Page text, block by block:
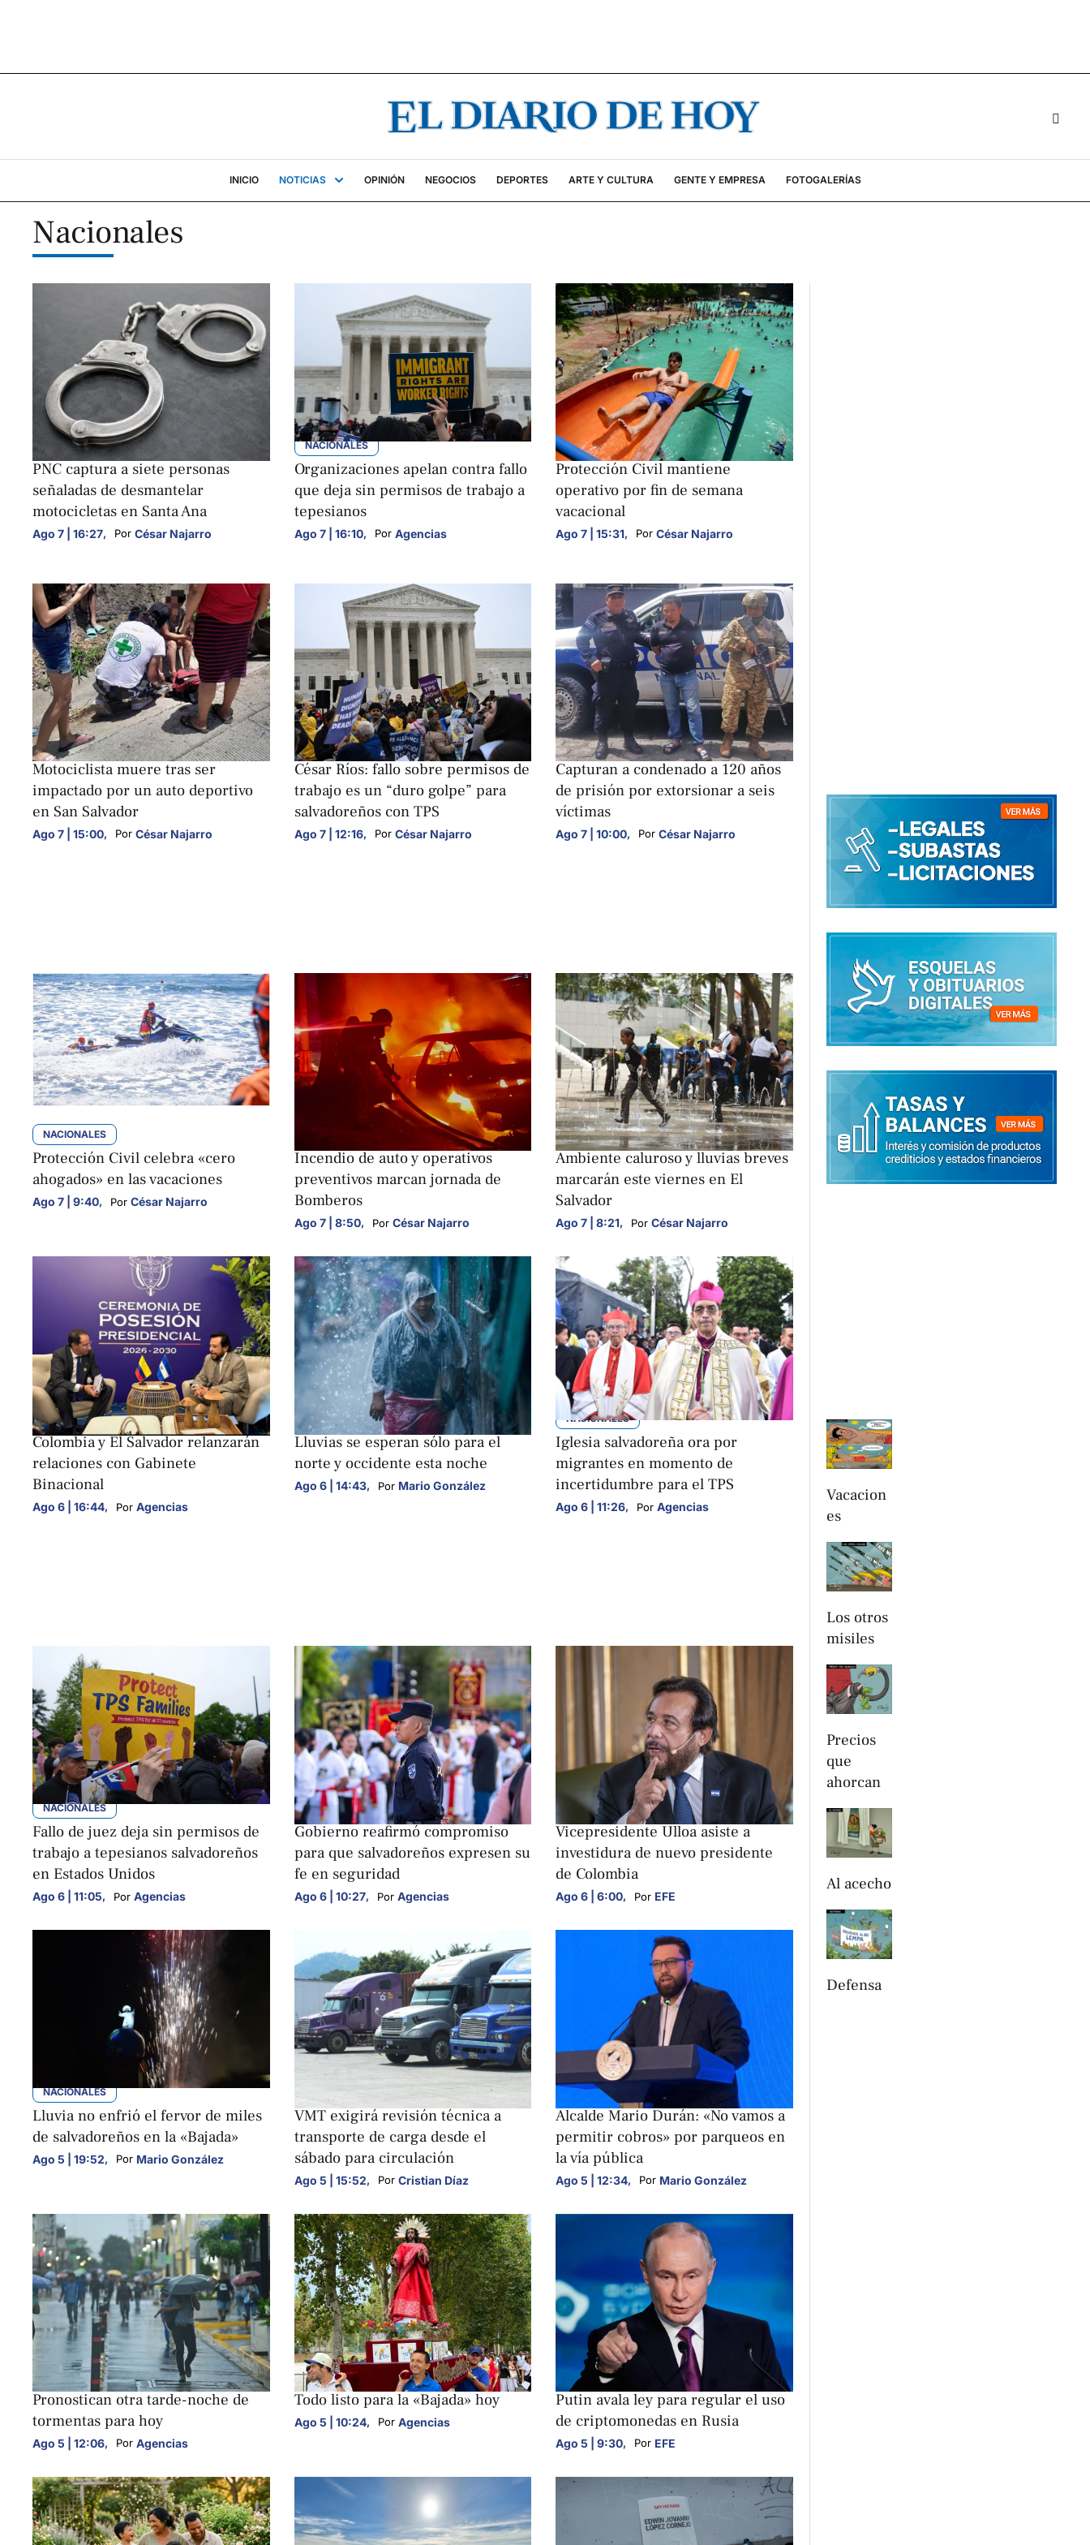
INICIO NOTICIAS OPINIÓN NEGOCIOS DEPORTES ARTE Y CULTURA GENTE Y EMPRESA FOTOGALERÍAS
Nacionales
NACIONALES
PNC captura a siete personas
señaladas de desmantelar
motocicletas en Santa Ana
Ago 7 | 16:27, Por César Najarro
NACIONALES
Organizaciones apelan contra fallo
que deja sin permisos de trabajo a
tepesianos
Ago 7 | 16:10, Por Agencias
NACIONALES
Protección Civil mantiene
operativo por fin de semana
vacacional
Ago 7 | 15:31, Por César Najarro
NACIONALES
Motociclista muere tras ser
impactado por un auto deportivo
en San Salvador
Ago 7 | 15:00, Por César Najarro
NACIONALES
César Ríos: fallo sobre permisos de
trabajo es un “duro golpe” para
salvadoreños con TPS
Ago 7 | 12:16, Por César Najarro
NACIONALES
Capturan a condenado a 120 años
de prisión por extorsionar a seis
víctimas
Ago 7 | 10:00, Por César Najarro
NACIONALES
Protección Civil celebra «cero
ahogados» en las vacaciones
Ago 7 | 9:40, Por César Najarro
Incendio de auto y operativos
preventivos marcan jornada de
Bomberos
Ago 7 | 8:50, Por César Najarro
NACIONALES
Ambiente caluroso y lluvias breves
marcarán este viernes en El
Salvador
Ago 7 | 8:21, Por César Najarro
NACIONALES
Colombia y El Salvador relanzarán
relaciones con Gabinete
Binacional
Ago 6 | 16:44, Por Agencias
NACIONALES
Lluvias se esperan sólo para el
norte y occidente esta noche
Ago 6 | 14:43, Por Mario González
NACIONALES
Iglesia salvadoreña ora por
migrantes en momento de
incertidumbre para el TPS
Ago 6 | 11:26, Por Agencias
NACIONALES
Fallo de juez deja sin permisos de
trabajo a tepesianos salvadoreños
en Estados Unidos
Ago 6 | 11:05, Por Agencias
NACIONALES
Gobierno reafirmó compromiso
para que salvadoreños expresen su
fe en seguridad
Ago 6 | 10:27, Por Agencias
NACIONALES
Vicepresidente Ulloa asiste a
investidura de nuevo presidente
de Colombia
Ago 6 | 6:00, Por EFE
NACIONALES
Lluvia no enfrió el fervor de miles
de salvadoreños en la «Bajada»
Ago 5 | 19:52, Por Mario González
NACIONALES
VMT exigirá revisión técnica a
transporte de carga desde el
sábado para circulación
Ago 5 | 15:52, Por Cristian Díaz
NACIONALES
Alcalde Mario Durán: «No vamos a
permitir cobros» por parqueos en
la vía pública
Ago 5 | 12:34, Por Mario González
NACIONALES
Pronostican otra tarde-noche de
tormentas para hoy
Ago 5 | 12:06, Por Agencias
NACIONALES
Todo listo para la «Bajada» hoy
Ago 5 | 10:24, Por Agencias
NACIONALES NEGOCIOS
Putin avala ley para regular el uso
de criptomonedas en Rusia
Ago 5 | 9:30, Por EFE
Vacacion
es
Los otros
misiles
Precios
que
ahorcan
Al acecho
Defensa